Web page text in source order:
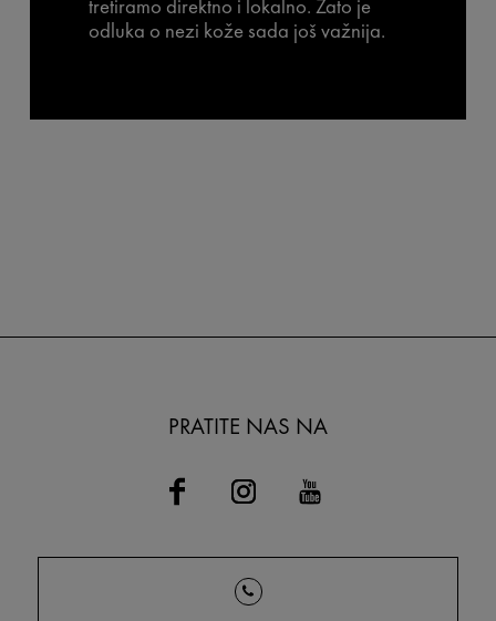
tretiramo direktno i lokalno. Zato je
odluka o nezi kože sada još važnija.
PRATITE NAS NA